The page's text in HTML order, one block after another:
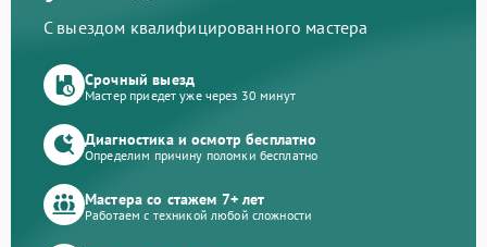
С выездом квалифицированного мастера
Срочный выезд
Мастер приедет уже через 30 минут
Диагностика и осмотр бесплатно
Определим причину поломки бесплатно
Мастера со стажем 7+ лет
Работаем с техникой любой сложности